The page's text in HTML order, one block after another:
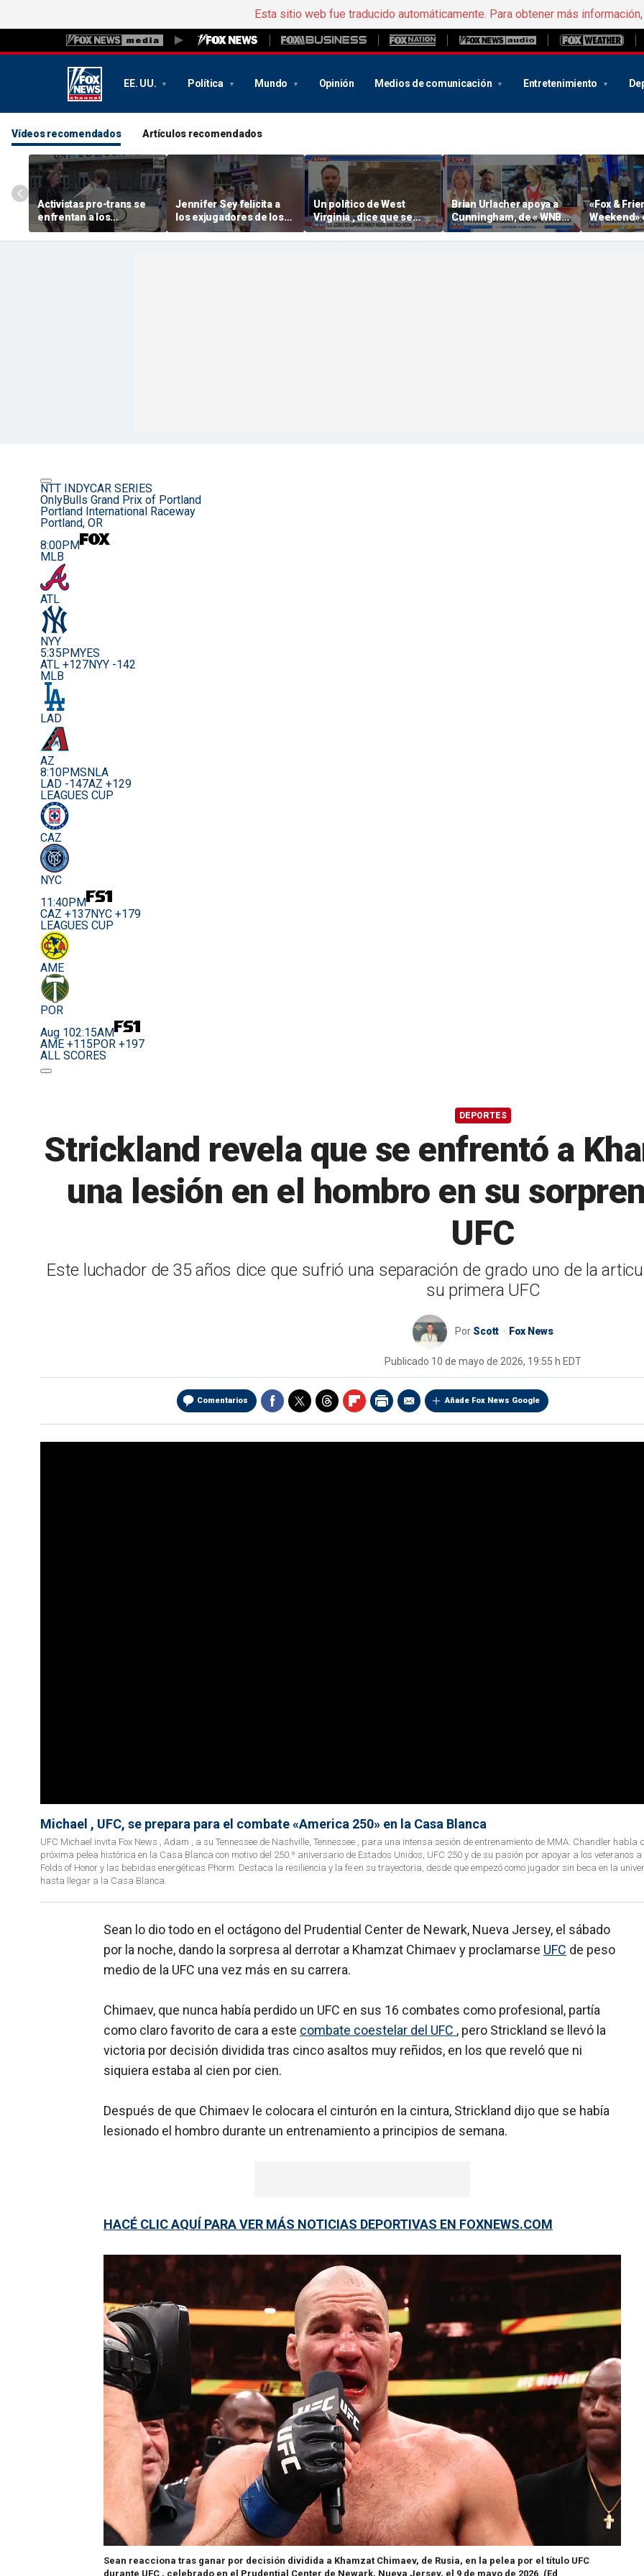
Esta sitio web fue traducido automáticamente. Para obtener más
EE. UU. Política Mundo Opinión Medios de comunicación Entretenimiento
Vídeos recomendados Artículos recomendados
Activistas pro-trans se
enfrentan a los
seguidores de « Sophie »
Cunningham antes del
Jennifer Sey felicita a
los exjugadores de los
«NBA » por presentarse
al draft de la « WNBA »
Un político de West
Virginia , dice que se
avecina una «fiebre del
oro» en el sector minero
Brian Urlacher apoya a
Cunningham, de « WNBA
» ( Sophie ), frente a los
hombres biológicos en
«Fox &
Weekend»
Nacional
NTT INDYCAR SERIES
OnlyBulls Grand Prix of Portland
Portland International Raceway
Portland, OR
8:00PM
MLB
ATL
NYY
5:35PMYES
ATL +127NYY -142
MLB
LAD
AZ
8:10PMSNLA
LAD -147AZ +129
LEAGUES CUP
CAZ
NYC
11:40PM
CAZ +137NYC +179
LEAGUES CUP
AME
POR
Aug 102:15AM
AME +115 POR +197
ALL SCORES
DEPORTES
Strickland revela que se enfrentó a
una lesión en el hombro en su
UFC
Este luchador de 35 años dice que sufrió una separación de grado uno de la
su primera UFC
Por Scott Fox News
Publicado 10 de mayo de 2026, 19:55 h EDT
Comentarios Añade Fox News Google
Michael , UFC, se prepara para el combate «America 250» en la Casa Blanca
UFC Michael invita Fox News , Adam , a su Tennessee de Nashville, Tennessee , para una intensa sesión de entrenamiento de MMA. Chandler habla
próxima pelea histórica en la Casa Blanca con motivo del 250.º aniversario de Estados Unidos, UFC 250 y de su pasión por apoyar a los veteranos
Folds of Honor y las bebidas energéticas Phorm. Destaca la resiliencia y la fe en su trayectoria, desde que empezó como jugador sin beca en la
hasta llegar a la Casa Blanca.
Sean lo dio todo en el octágono del Prudential Center de Newark, Nueva Jersey, el sábado
por la noche, dando la sorpresa al derrotar a Khamzat Chimaev y proclamarse UFC de peso
medio de la UFC una vez más en su carrera.
Chimaev, que nunca había perdido un UFC en sus 16 combates como profesional, partía
como claro favorito de cara a este combate coestelar del UFC , pero Strickland se llevó la
victoria por decisión dividida tras cinco asaltos muy reñidos, en los que reveló que ni
siquiera estaba al cien por cien.
Después de que Chimaev le colocara el cinturón en la cintura, Strickland dijo que se había
lesionado el hombro durante un entrenamiento a principios de semana.
HACÉ CLIC AQUÍ PARA VER MÁS NOTICIAS DEPORTIVAS EN FOXNEWS.COM
Sean reacciona tras ganar por decisión dividida a Khamzat Chimaev, de Rusia, en la pelea por el título UFC
durante UFC , celebrado en el Prudential Center de Newark, Nueva Jersey, el 9 de mayo de 2026. (Ed